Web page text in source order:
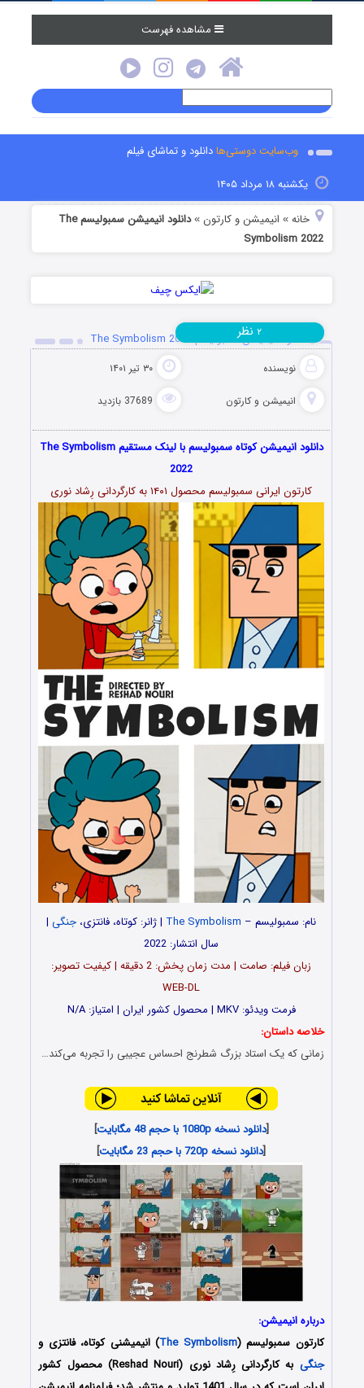
مشاهده فهرست
وب‌سایت دوستی‌هادانلود و تماشای فیلم
یکشنبه ۱۸ مرداد ۱۴۰۵
خانه » انیمیشن و کارتون »
دانلود انیمیشن سمبولیسم The
Symbolism 2022
دانلود انیمیشن سمبولیسم The Symbolism 2022
نویسنده ۳۰ تیر ۱۴۰۱
انیمیشن و کارتون 37689 بازدید
۲ نظر
دانلود انیمیشن کوتاه سمبولیسم با لینک مستقیم The Symbolism
2022
کارتون ایرانی سمبولیسم محصول ۱۴۰۱ به کارگردانی رِشاد نوری
نام: سمبولیسم – The Symbolism | ژانر: کوتاه، فانتزی، جنگی |
سال انتشار: 2022
زبان فیلم: صامت | مدت‌ زمان پخش: 2 دقیقه | کیفیت تصویر:
WEB-DL
فرمت ویدئو: MKV | محصول کشور ایران | امتیاز: N/A
خلاصه داستان:
زمانی که یک استاد بزرگ شطرنج احساس عجیبی را تجربه می‌کند…
[دانلود نسخه 1080p با حجم 48 مگابایت
]
[دانلود نسخه 720p با حجم 23 مگابایت ]
درباره انیمیشن:
کارتون سمبولیسم (The Symbolism) انیمیشنی کوتاه، فانتزی و
جنگی به کارگردانیرِشاد نوری
(Reshad Nouri) محصول کشور